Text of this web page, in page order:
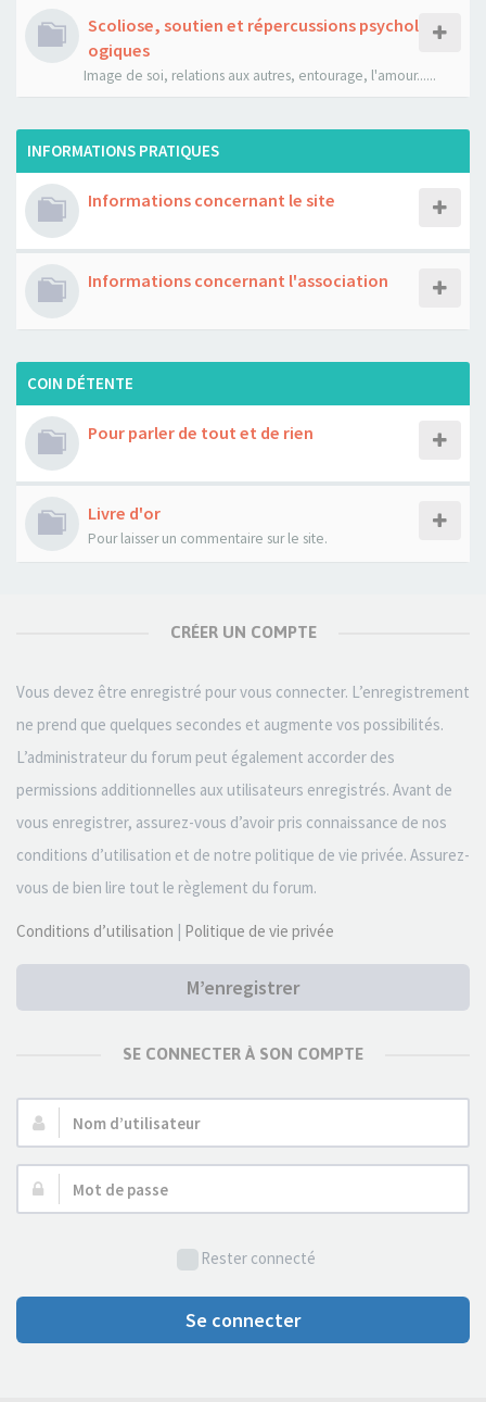
Scoliose, soutien et répercussions psychol
ogiques
Image de soi, relations aux autres, entourage, l'amour......
INFORMATIONS PRATIQUES
Informations concernant le site
Informations concernant l'association
COIN DÉTENTE
Pour parler de tout et de rien
Livre d'or
Pour laisser un commentaire sur le site.
CRÉER UN COMPTE
Vous devez être enregistré pour vous connecter. L’enregistrement
ne prend que quelques secondes et augmente vos possibilités.
L’administrateur du forum peut également accorder des
permissions additionnelles aux utilisateurs enregistrés. Avant de
vous enregistrer, assurez-vous d’avoir pris connaissance de nos
conditions d’utilisation et de notre politique de vie privée. Assurez-
vous de bien lire tout le règlement du forum.
Conditions d’utilisation | Politique de vie privée
M’enregistrer
SE CONNECTER À SON COMPTE
Nom
Mot
Rester connecté
Se connecter